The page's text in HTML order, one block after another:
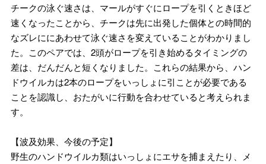
チークの泳ぐ速さは、マールがすぐにロープを引くときほど
速くなったことから、チークは先に出発した個体との時間的
なズレににあわせて泳ぐ速さを変えていることがわかりまし
た。このペアでは、2頭がロープを引き始めるタイミングの
差は、だんだんと短くなりました。これらの結果から、ハン
ドウイルカは2本のロープをいっしょに引ことが必要である
ことを認識し、おたがいに行動を合わせていると考えられま
す。
【波及効果、今後の予定】
野生のハンドウイルカ類はいっしょにエサを捕まえたり、メ